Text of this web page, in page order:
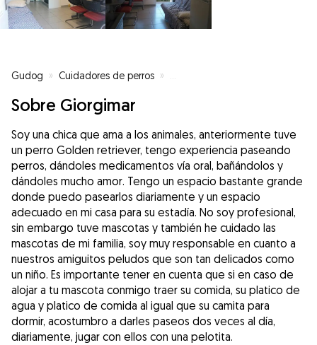
Gudog » Cuidadores de perros »
Sobre Giorgimar
Soy una chica que ama a los animales, anteriormente tuve
un perro Golden retriever, tengo experiencia paseando
perros, dándoles medicamentos vía oral, bañándolos y
dándoles mucho amor. Tengo un espacio bastante grande
donde puedo pasearlos diariamente y un espacio
adecuado en mi casa para su estadía. No soy profesional,
sin embargo tuve mascotas y también he cuidado las
mascotas de mi familia, soy muy responsable en cuanto a
nuestros amiguitos peludos que son tan delicados como
un niño. Es importante tener en cuenta que si en caso de
alojar a tu mascota conmigo traer su comida, su platico de
agua y platico de comida al igual que su camita para
dormir, acostumbro a darles paseos dos veces al día,
diariamente, jugar con ellos con una pelotita.